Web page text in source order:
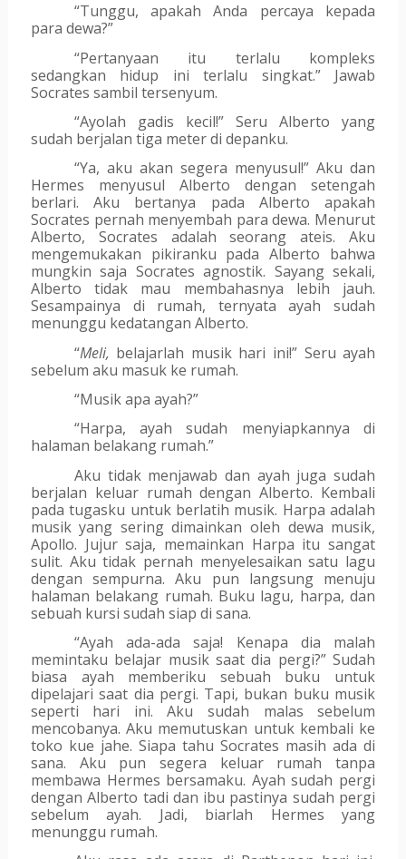
“Tunggu, apakah Anda percaya kepada
para dewa?”
“Pertanyaan itu terlalu kompleks
sedangkan hidup ini terlalu singkat.” Jawab
Socrates sambil tersenyum.
“Ayolah gadis kecil!” Seru Alberto yang
sudah berjalan tiga meter di depanku.
“Ya, aku akan segera menyusul!” Aku dan
Hermes menyusul Alberto dengan setengah
berlari. Aku bertanya pada Alberto apakah
Socrates pernah menyembah para dewa. Menurut
Alberto, Socrates adalah seorang ateis. Aku
mengemukakan pikiranku pada Alberto bahwa
mungkin saja Socrates agnostik. Sayang sekali,
Alberto tidak mau membahasnya lebih jauh.
Sesampainya di rumah, ternyata ayah sudah
menunggu kedatangan Alberto.
“Meli, belajarlah musik hari ini!” Seru ayah
sebelum aku masuk ke rumah.
“Musik apa ayah?”
“Harpa, ayah sudah menyiapkannya di
halaman belakang rumah.”
Aku tidak menjawab dan ayah juga sudah
berjalan keluar rumah dengan Alberto. Kembali
pada tugasku untuk berlatih musik. Harpa adalah
musik yang sering dimainkan oleh dewa musik,
Apollo. Jujur saja, memainkan Harpa itu sangat
sulit. Aku tidak pernah menyelesaikan satu lagu
dengan sempurna. Aku pun langsung menuju
halaman belakang rumah. Buku lagu, harpa, dan
sebuah kursi sudah siap di sana.
“Ayah ada-ada saja! Kenapa dia malah
memintaku belajar musik saat dia pergi?” Sudah
biasa ayah memberiku sebuah buku untuk
dipelajari saat dia pergi. Tapi, bukan buku musik
seperti hari ini. Aku sudah malas sebelum
mencobanya. Aku memutuskan untuk kembali ke
toko kue jahe. Siapa tahu Socrates masih ada di
sana. Aku pun segera keluar rumah tanpa
membawa Hermes bersamaku. Ayah sudah pergi
dengan Alberto tadi dan ibu pastinya sudah pergi
sebelum ayah. Jadi, biarlah Hermes yang
menunggu rumah.